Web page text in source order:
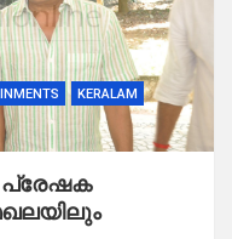
KERALAM
പ്രേഷക